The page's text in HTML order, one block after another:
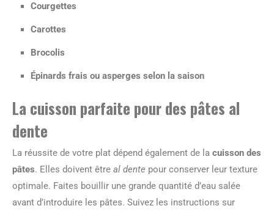
Courgettes
Carottes
Brocolis
Épinards frais ou asperges selon la saison
La cuisson parfaite pour des pâtes al
dente
La réussite de votre plat dépend également de la cuisson des
pâtes. Elles doivent être al dente pour conserver leur texture
optimale. Faites bouillir une grande quantité d’eau salée
avant d’introduire les pâtes. Suivez les instructions sur